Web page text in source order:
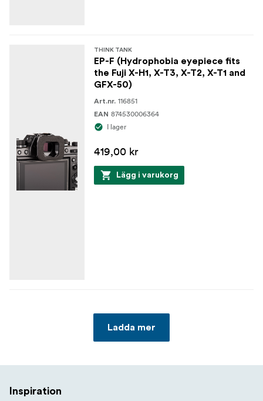
THINK TANK
EP-F (Hydrophobia eyepiece fits
the Fuji X-H1, X-T3, X-T2, X-T1 and
GFX-50)
Art.nr. 116851
EAN 874530006364
I lager
419,00 kr
Lägg i varukorg
Ladda mer
Inspiration